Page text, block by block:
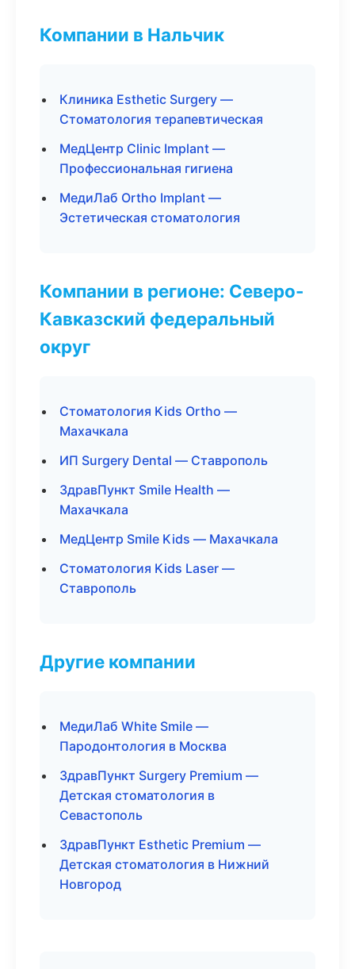
Компании в Нальчик
Клиника Esthetic Surgery —
Стоматология терапевтическая
МедЦентр Clinic Implant —
Профессиональная гигиена
МедиЛаб Ortho Implant —
Эстетическая стоматология
Компании в регионе: Северо-
Кавказский федеральный
округ
Стоматология Kids Ortho —
Махачкала
ИП Surgery Dental — Ставрополь
ЗдравПункт Smile Health —
Махачкала
МедЦентр Smile Kids — Махачкала
Стоматология Kids Laser —
Ставрополь
Другие компании
МедиЛаб White Smile —
Пародонтология в Москва
ЗдравПункт Surgery Premium —
Детская стоматология в
Севастополь
ЗдравПункт Esthetic Premium —
Детская стоматология в Нижний
Новгород